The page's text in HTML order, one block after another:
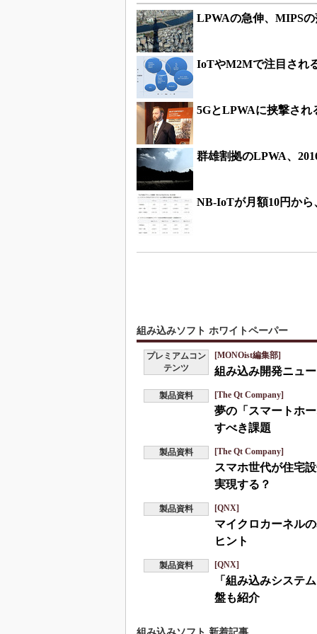
LPWAの急伸、MIPS
IoTやM2Mで注目され
5GとLPWAに挟撃され
群雄割拠のLPWA、
NB-IoTが月額10円か
組み込みソフト ホワイトペーパー
プレミアムコン
テンツ
[MONOist編集部]
組み込み開発ニュ
製品資料 [The Qt Company]
夢の「スマートホ
すべき課題
製品資料 [The Qt Company]
スマホ世代が住宅
実現する？
製品資料 [QNX]
マイクロカーネル
ヒント
製品資料 [QNX]
「組み込みシステ
盤も紹介